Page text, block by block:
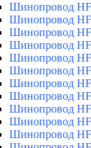
Шинопровод
Шинопровод
Шинопровод
Шинопровод
Шинопровод
Шинопровод
Шинопровод
Шинопровод
Шинопровод
Шинопровод
Шинопровод